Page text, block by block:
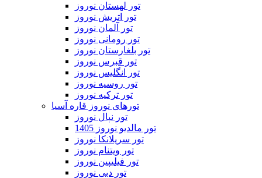
تور لهستان نوروز
تور اتریش نوروز
تور آلمان نوروز
تور رومانی نوروز
تور بلغارستان نوروز
تور قبرس نوروز
تور انگلیس نوروز
تور روسیه نوروز
تور ترکیه نوروز
تورهای نوروز قاره آسیا
تور نپال نوروز
تور مالدیو نوروز 1405
تور سریلانکا نوروز
تور ویتنام نوروز
تور فیلیپین نوروز
تور دبی نوروز